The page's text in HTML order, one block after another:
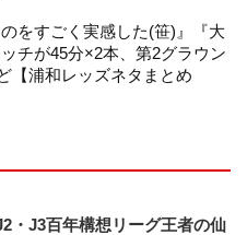
e
をすごく実感した(笹)』『大
チが45分×2本、第2グラウン
【浦和レッズネタまとめ
・J3百年構想リーグ王者の仙